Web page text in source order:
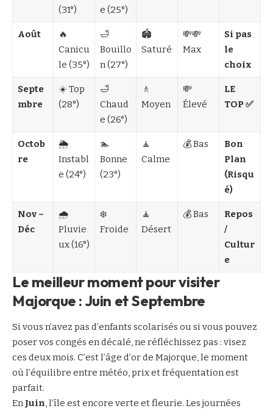
(31°)
e (25°)
Août
🔥
Canicu
le (35°)
🛁
Bouillo
n (27°)
🏟️
Saturé
💸💸
Max
Si pas
le
choix
Septe
mbre
☀️ Top
(28°)
🛁
Chaud
e (26°)
🚶
Moyen
💸
Élevé
LE
TOP ✅
Octob
re
🌦️
Instabl
e (24°)
🏊
Bonne
(23°)
🧘
Calme
💰 Bas
Bon
Plan
(Risqu
é)
Nov –
Déc
🌧️
Pluvie
ux (16°)
❄️
Froide
🧘
Désert
💰 Bas
Repos
/
Cultur
e
Le meilleur moment pour visiter
Majorque : Juin et Septembre
Si vous n’avez pas d’enfants scolarisés ou si vous pouvez
poser vos congés en décalé, ne réfléchissez pas : visez
ces deux mois. C’est l’âge d’or de Majorque, le moment
où l’équilibre entre météo, prix et fréquentation est
parfait.
EnJuin, l’île est encore verte et fleurie. Les journées